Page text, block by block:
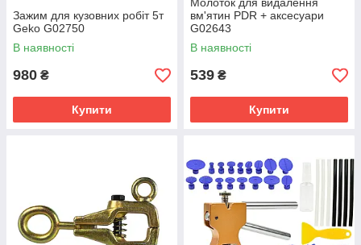
Зажим для кузовних робіт 5т
Geko G02750
В наявності
980 ₴
Купити
вм'ятин PDR + аксесуари
G02643
В наявності
539 ₴
Купити